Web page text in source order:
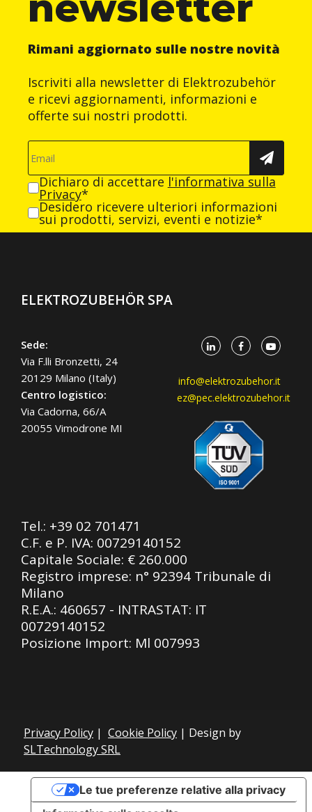
Rimani aggiornato sulle nostre novità
Iscriviti alla newsletter di Elektrozubehör
e ricevi aggiornamenti, informazioni e
offerte sui nostri prodotti.
Dichiaro di accettare l'informativa sulla
Privacy*
Desidero ricevere ulteriori informazioni
sui prodotti, servizi, eventi e notizie*
ELEKTROZUBEHÖR SPA
Sede:
Via F.lli Bronzetti, 24
20129 Milano (Italy)
Centro logistico:
Via Cadorna, 66/A
20055 Vimodrone MI
info@elektrozubehor.it
ez@pec.elektrozubehor.it
Tel.: +39 02 701471
C.F. e P. IVA: 00729140152
Capitale Sociale: € 260.000
Registro imprese: n° 92394 Tribunale di
Milano
R.E.A.: 460657 - INTRASTAT: IT
00729140152
Posizione Import: Ml 007993
Privacy Policy | Cookie Policy | Design by
SLTechnology SRL
Le tue preferenze relative alla privacy